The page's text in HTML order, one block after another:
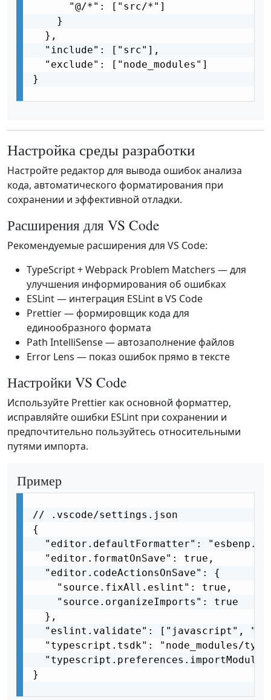
      "@/*": ["src/*"]
    }
  },
  "include": ["src"],
  "exclude": ["node_modules"]
}
Настройка среды разработки
Настройте редактор для вывода ошибок анализа
кода, автоматического форматирования при
сохранении и эффективной отладки.
Расширения для VS Code
Рекомендуемые расширения для VS Code:
TypeScript + Webpack Problem Matchers — для
улучшения информирования об ошибках
ESLint — интеграция ESLint в VS Code
Prettier — формировщик кода для
единообразного формата
Path IntelliSense — автозаполнение файлов
Error Lens — показ ошибок прямо в тексте
Настройки VS Code
Используйте Prettier как основной форматтер,
исправляйте ошибки ESLint при сохранении и
предпочтительно пользуйтесь относительными
путями импорта.
Пример
// .vscode/settings.json
{
"editor.defaultFormatter":
  "editor.formatOnSave": true,
  "editor.codeActionsOnSave": {
    "source.fixAll.eslint": true,
    "source.organizeImports": true
  },
"eslint.validate": ["javascript",
"typescript.tsdk": "node_modules/
}